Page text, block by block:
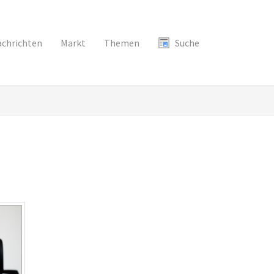
Markt Themen Suche